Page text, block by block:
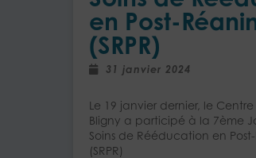
en Post-
(SRPR)
31 janvier 2024
Le 19 janvier dernier, le
Bligny a participé à la 7ème
Soins de Rééducation en
(SRPR)